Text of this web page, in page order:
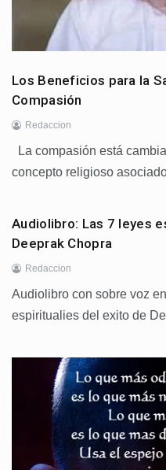
Los Beneficios para la
Compasión
Redaccion
La compasión está
concepto religioso
Audiolibro: Las 7 leyes
Deeprak Chopra
Redaccion
Audiolibro con sobre voz
espiritualies del exito de